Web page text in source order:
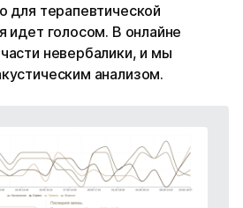
для терапевтической
идет голосом. В онлайне
невербалики, и мы
анализом.